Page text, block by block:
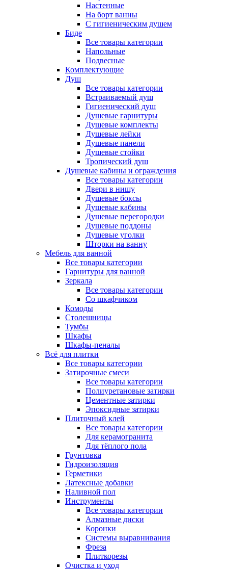
Настенные
На борт ванны
С гигиеническим душем
Биде
Все товары категории
Напольные
Подвесные
Комплектующие
Душ
Все товары категории
Встраиваемый душ
Гигиенический душ
Душевые гарнитуры
Душевые комплекты
Душевые лейки
Душевые панели
Душевые стойки
Тропический душ
Душевые кабины и ограждения
Все товары категории
Двери в нишу
Душевые боксы
Душевые кабины
Душевые перегородки
Душевые поддоны
Душевые уголки
Шторки на ванну
Мебель для ванной
Все товары категории
Гарнитуры для ванной
Зеркала
Все товары категории
Со шкафчиком
Комоды
Столешницы
Тумбы
Шкафы
Шкафы-пеналы
Всё для плитки
Все товары категории
Затирочные смеси
Все товары категории
Полиуретановые затирки
Цементные затирки
Эпоксидные затирки
Плиточный клей
Все товары категории
Для керамогранита
Для тёплого пола
Грунтовка
Гидроизоляция
Герметики
Латексные добавки
Наливной пол
Инструменты
Все товары категории
Алмазные диски
Коронки
Системы выравнивания
Фреза
Плиткорезы
Очистка и уход